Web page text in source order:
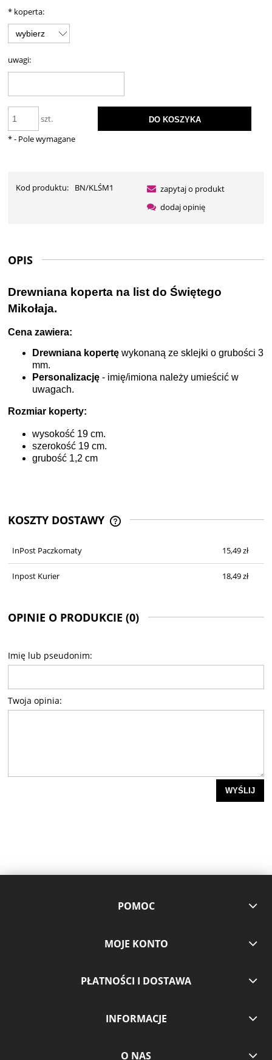
* koperta:
uwagi:
szt. DO KOSZYKA
*- Pole wymagane
Kod produktu: BN/KLŚM1
zapytaj o produkt
dodaj opinię
OPIS
Drewniana koperta na list do Świętego
Mikołaja.
Cena zawiera:
Drewniana kopertę wykonaną ze sklejki o grubości 3
mm.
Personalizację - imię/imiona należy umieścić w
uwagach.
Rozmiar koperty:
wysokość 19 cm.
szerokość 19 cm.
grubość 1,2 cm
KOSZTY DOSTAWY
InPost Paczkomaty
15,49 zł
Inpost Kurier 18,49 zł
OPINIE O PRODUKCIE (0)
Imię lub pseudonim:
Twoja opinia:
WYŚLIJ
POMOC
MOJE KONTO
PŁATNOŚCI I DOSTAWA
INFORMACJE
O NAS